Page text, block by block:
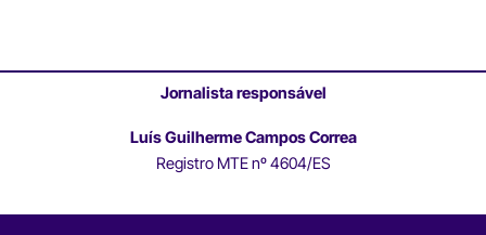
Jornalista responsável
Luís Guilherme Campos Correa
Registro MTE nº 4604/ES